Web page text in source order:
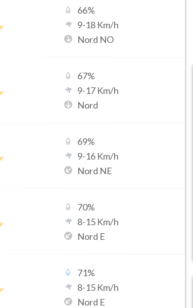
66%
9-18 Km/h
Nord NO
67%
9-17 Km/h
Nord
69%
9-16 Km/h
Nord NE
70%
8-15 Km/h
Nord E
71%
8-15 Km/h
Nord E